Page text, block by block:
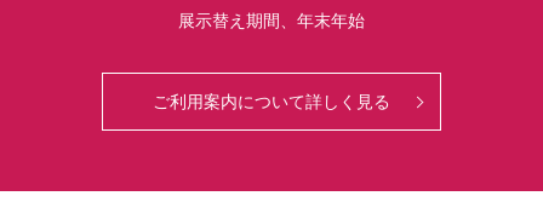
展示替え期間、年末年始
ご利用案内について詳しく見る